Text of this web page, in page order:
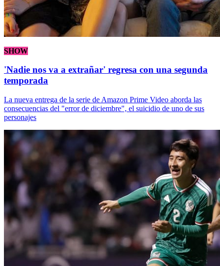
SHOW
'Nadie nos va a extrañar' regresa con una segunda
temporada
La nueva entrega de la serie de Amazon Prime Video aborda las
consecuencias del "error de diciembre", el suicidio de uno de sus
personajes